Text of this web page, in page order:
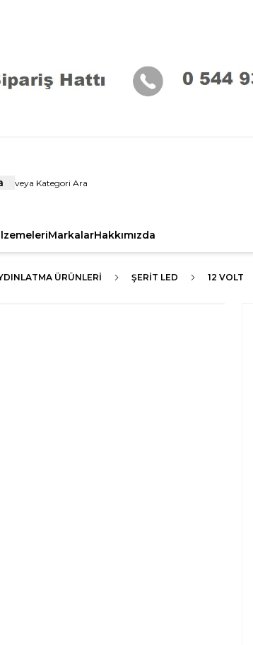
MarkalarHakkımızda
ÜRÜNLERI ŞERİT LED 12 VOLT